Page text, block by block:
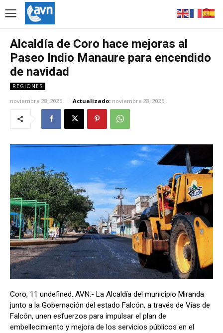
Alcaldía de Coro hace mejoras al
Paseo Indio Manaure para encendido
de navidad
REGIONES
noviembre 28, 2025 Actualizado: noviembre 28, 2025
Coro, 11 undefined. AVN.- La Alcaldía del municipio Miranda
junto a la Gobernación del estado Falcón, a través de Vías de
Falcón, unen esfuerzos para impulsar el plan de
embellecimiento y mejora de los servicios públicos en el